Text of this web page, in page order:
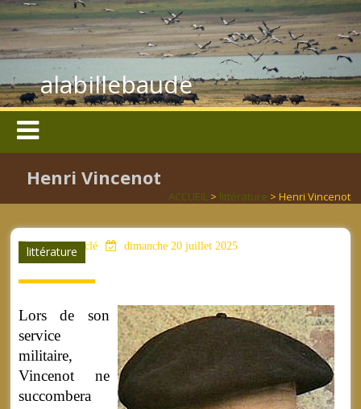
alabillebaude
Henri Vincenot
ACCUEIL> littérature > Henri Vincenot
littérature
aucun mot clé dimanche 20 juillet 2025
Lors de son
service
militaire,
Vincenot ne
succombera